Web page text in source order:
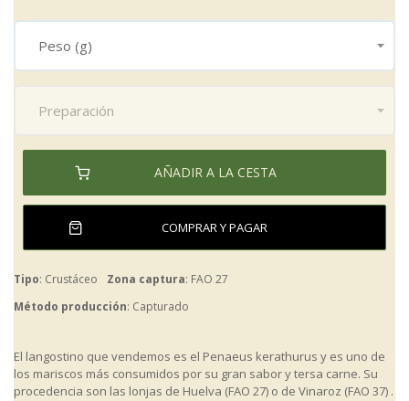
imágenes
Tipo: Crustáceo Zona captura: FAO 27
Método producción: Capturado
El langostino que vendemos es el Penaeus kerathurus y es uno de
los mariscos más consumidos por su gran sabor y tersa carne. Su
procedencia son las lonjas de Huelva (FAO 27) o de Vinaroz (FAO 37) .
AÑADIR A LA CESTA
COMPRAR Y PAGAR